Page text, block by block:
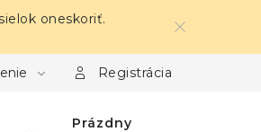
oneskoriť.
Registrácia
Prázdny